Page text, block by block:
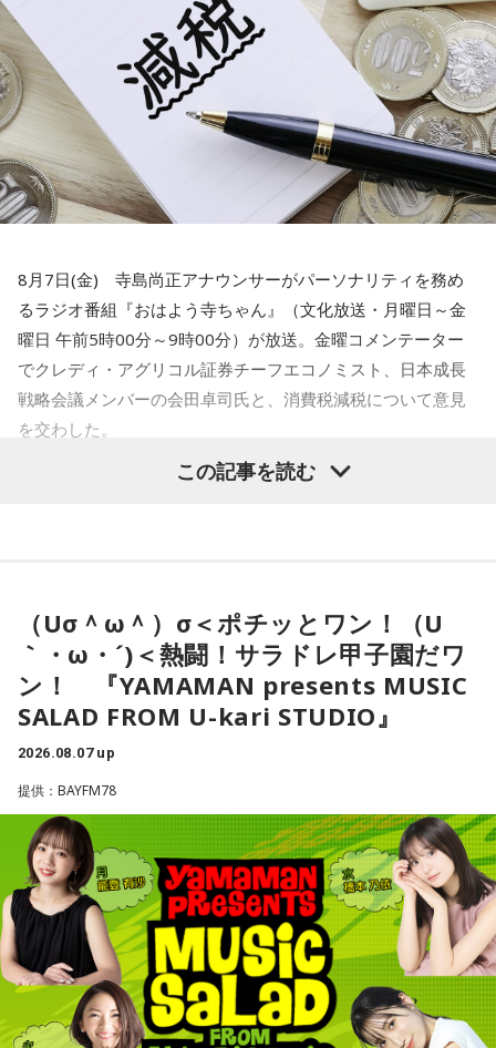
さんの番組です。昨年の10月で放送開始19年めに突入し、
940回を放送しています。佐田さんが長崎出身ということも
あり、長崎弁丸出しで喋っています。
実は、佐田さんはラジオのレギュラーを5本も持っている「ラ
ジオの女王」であり、『レイコランドカフェ』のほかにも
『佐田玲子のひとりじゃないよ』（CRT栃木放送 月曜 22時
30分～23時）、『佐田玲子の夢はまだ平気ですか』（東海ラ
つだって、どこだって…WITH YOU』（FM愛媛 毎週月～金曜
22時55分～23時）、『佐田玲子のサウンド・ステージ』
（FM大分 木曜 21時～21時30分）も担当しています。こちら
の4本の番組では方言は出ませんが、トークは止まりません。
さすが、さだまさしさんの妹という感じです。ちなみに、さ
ださんの奥様と勘違いされることもあるそうです。
この番組をラジコで聴く
時）
「なしか」は大分弁で「なんで？」という意味で、日常生活
で起きた出来事を送ってもらう番組です。1995年の放送開始
から20年以上続く長寿番組でもあります。下は小学生から上
生の文章のレベルの高さには感動します。いずれの文章も大
分弁を交えたコミカルなもので、コピーライターの吉田寛さ
ん（通称「カンちゃん」）の、ほのぼのとしたハガキの読み
方にも注目です。
ちなみに、レギュラー番組ではありませんが、OBSラジオで
は1月2日に「大分方言丸出し弁論大会」の模様が35分番組と
して放送されました。既に32回も開催されているこの大会。
文字通り、大分弁丸出しですが、大分以外の地方出身者にと
とが続きますように、と皆様の願いを込めたお祭りとなって
おります。
寺内：縁起がいい！
三輪田：そもそも、例祭日の9月16日に例祭を執り行ってい
たのですが、先ほど、お話ししたように、当時、お伊勢参り
が流行ったけども、なかなか行けなかったので、東日本の
いことが多かったんです。「ちょっと伸ばしてくれ」という
声を聞き、皆様を招き入れた結果、だんだんと伸びていって
しまったんです。
寺内：優しさのタイムラグがだらだら祭りの起源なんです
ってことなんですね。
内にビルが建っているんです。
寺内：ビルの中に神社があるんじゃなくて、神社の境内にビ
ルが建っているんだ！？
三輪田：元々は広大な敷地なんです。
寺内：今も神社さんが所有している土地ってことですよね……
不動産が！
三輪田：都内の神社さんでは特にそういったことが多いと思
います。
小林：あとエレベーターはびっくりした。
一蔵
「これは素晴らしいでしょう。我が地元の練馬区田柄は
結構大きな町内会があって、まあ町内会長は不足してないで
すけど、やっぱ町内会に入ること自体が都内の方は少ない。
で、どんどん小さくなっていく。小さくなっていくと、どう
なるかっていうと、当たり前にやっていた盆踊りや、お祭り
がなくなっていくわけです。それを町内会の方々が寄付とか
集めてやってるわけじゃないですか」
一蔵 「だからね、この記事を読んだら「AIを駆使して盛り上
げていく」とか」
水谷「おお～」
「これね、楽しんでやってほしいなってものすごい思
ると思うんですけど、温かくこの子を迎えて、いい町内会に
していただければ」
水谷「素晴らしい」
水谷「そうですね。デザインとかも、ちょっと若々しくなっ
たりとかね」
一蔵
「そう。「これAIだ」とかさ。（笑） 他に色々苦労し
ている町内会もたくさんあると思うんですが、こういう町内
会もあるんだよと。若い子がやったって、やる気さえあれば
いいんだって。周りが盛り立てていけば誰でもなれるし、近
8月7日(金) 寺島尚正アナウンサーがパーソナリティを務め
るラジオ番組『おはよう寺ちゃん』（文化放送・月曜日～金
曜日 午前5時00分～9時00分）が放送。金曜コメンテーター
でクレディ・アグリコル証券チーフエコノミスト、日本成長
戦略会議メンバーの会田卓司氏と、消費税減税について意見
を交わした。
寺島「高市政権が閣議決定した消費税の減税方針が、日米関
か、インフレ抑制策を実行するか。私なら後者を優先する」
と話したといいます。自民党内では、トランプ政権が積極財
政の修正を求めるシナリオを警戒する声が上がりました。閣
僚経験者の一人は「アメリカが消費税の減税や歳出増にどれ
ほど注文をつけるのか見極める必要がある」このように強調
したといいます。消費税減税が日米関係の新たな火種に浮上
という。アメリカの政府高官が言ったということなんです
が、これ、会田さんはどう捉えていらっしゃいますか？」
会田「ベッセント財務長官のインタビューと、この誰だかよ
くわからない匿名の政府高官の発言が混ぜこぜになって、さ
もベッセント財務長官が日本の消費減税に反対したかのよう
な印象を与える記事が掲載されて、今、大きな問題となって
います。この誰かよくわからないアメリカの政府高官ですと
この記事を読む
（Uσ＾ω＾）σ＜ポチッとワン！（U
｀・ω・´)＜熱闘！サラドレ甲子園だワ
ン！ 『YAMAMAN presents MUSIC
SALAD FROM U-kari STUDIO』
2026.08.07 up
提供：BAYFM78